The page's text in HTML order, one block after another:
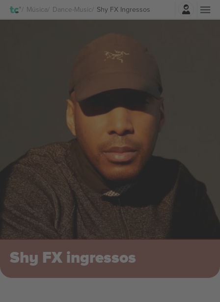
Música Dance-Music Shy FX Ingressos
Entrar
Shy FX ingressos